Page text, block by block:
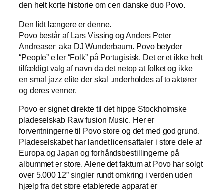
den helt korte historie om den danske duo Povo.
Den lidt længere er denne.
Povo består af Lars Vissing og Anders Peter
Andreasen aka DJ Wunderbaum. Povo betyder
“People” eller “Folk” på Portugisisk. Det er et ikke helt
tilfældigt valg af navn da det netop at folket og ikke
en smal jazz elite der skal underholdes af to aktører
og deres venner.
Povo er signet direkte til det hippe Stockholmske
pladeselskab Raw fusion Music. Her er
forventningerne til Povo store og det med god grund.
Pladeselskabet har landet licensaftaler i store dele af
Europa og Japan og forhåndsbestillingerne på
albummet er store. Alene det faktum at Povo har solgt
over 5.000 12” singler rundt omkring i verden uden
hjælp fra det store etablerede apparat er